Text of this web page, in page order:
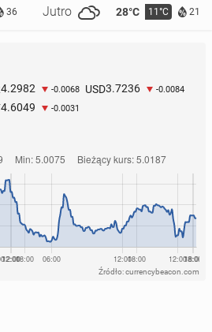
36 Jutro 28°C 11°C 21
4.2982 -0.0068 USD3.7236 -0.0084
4.6049 -0.0031
Źródło: currencybeacon.com